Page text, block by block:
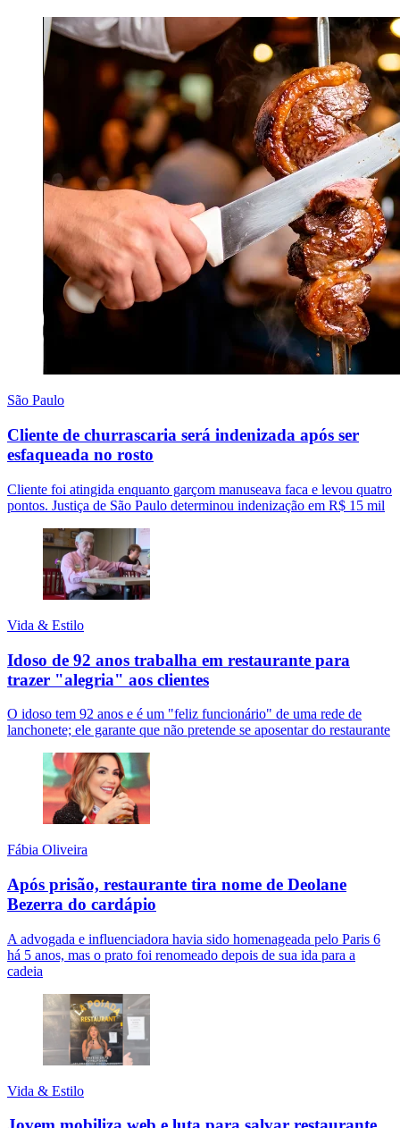
São Paulo
Cliente de churrascaria será indenizada após ser
esfaqueada no rosto
Cliente foi atingida enquanto garçom manuseava faca e levou quatro
pontos. Justiça de São Paulo determinou indenização em R$ 15 mil
Vida & Estilo
Idoso de 92 anos trabalha em restaurante para
trazer "alegria" aos clientes
O idoso tem 92 anos e é um "feliz funcionário" de uma rede de
lanchonete; ele garante que não pretende se aposentar do restaurante
Fábia Oliveira
Após prisão, restaurante tira nome de Deolane
Bezerra do cardápio
A advogada e influenciadora havia sido homenageada pelo Paris 6
há 5 anos, mas o prato foi renomeado depois de sua ida para a
cadeia
Vida & Estilo